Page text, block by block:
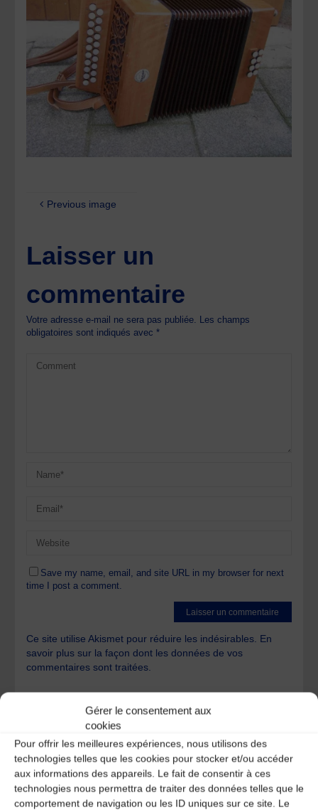
Gérer le consentement aux
cookies
Pour offrir les meilleures expériences, nous utilisons des
technologies telles que les cookies pour stocker et/ou accéder
aux informations des appareils. Le fait de consentir à ces
technologies nous permettra de traiter des données telles que le
comportement de navigation ou les ID uniques sur ce site. Le
Previous image
Laisser un
commentaire
Votre adresse e-mail ne sera pas publiée. Les champs
obligatoires sont indiqués avec*
Save my name, email, and site URL in my browser for next
time I post a comment.
Ce site utilise Akismet pour réduire les indésirables. En
savoir plus sur la façon dont les données de vos
commentaires sont traitées
A DECOUVRIR :